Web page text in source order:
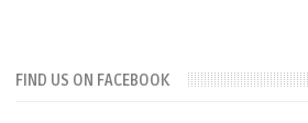
FIND US ON FACEBOOK